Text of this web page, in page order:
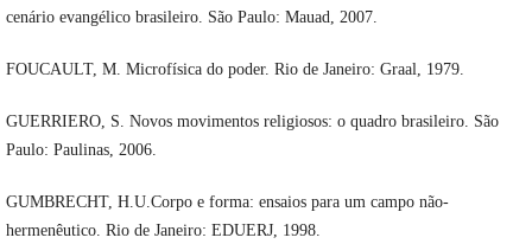
cenário evangélico brasileiro. São Paulo: Mauad, 2007.
FOUCAULT, M. Microfísica do poder. Rio de Janeiro: Graal, 1979.
GUERRIERO, S. Novos movimentos religiosos: o quadro brasileiro. São
Paulo: Paulinas, 2006.
GUMBRECHT, H.U.Corpo e forma: ensaios para um campo não-
hermenêutico. Rio de Janeiro: EDUERJ, 1998.